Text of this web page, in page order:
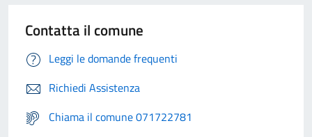
Contatta il comune
Leggi le domande frequenti
Richiedi Assistenza
Chiama il comune 071722781